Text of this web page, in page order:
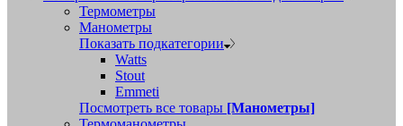
Термометры
Манометры
Показать подкатегории
Watts
Stout
Emmeti
Посмотреть все товары [Манометры]